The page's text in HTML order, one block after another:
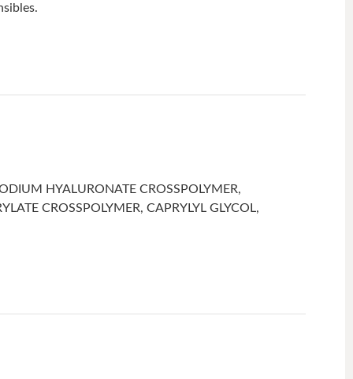
HYALURONATE CROSSPOLYMER,
CROSSPOLYMER, CAPRYLYL GLYCOL,